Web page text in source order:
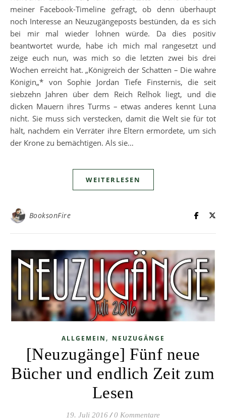
meiner Facebook-Timeline gefragt, ob denn überhaupt
noch Interesse an Neuzugängeposts bestünden, da es sich
bei mir mal wieder lohnen würde. Da dies positiv
beantwortet wurde, habe ich mich mal rangesetzt und
zeige euch nun, was mich so die letzten zwei bis drei
Wochen erreicht hat. „Königreich der Schatten – Die wahre
Königin„* von Sophie Jordan Tiefe Finsternis, die seit
siebzehn Jahren über dem Reich Relhok liegt, und die
dicken Mauern ihres Turms – etwas anderes kennt Luna
nicht. Sie muss sich verstecken, damit die Welt sie für tot
hält, nachdem ein Verräter ihre Eltern ermordete, um sich
der Krone zu bemächtigen. Als sie…
WEITERLESEN
BooksonFire
ALLGEMEIN , NEUZUGÄNGE
[Neuzugänge] Fünf neue
Bücher und endlich Zeit zum
Lesen
19. Juli 2016 / 0 Kommentare